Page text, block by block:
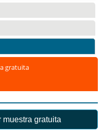
gratuita
muestra gratuita